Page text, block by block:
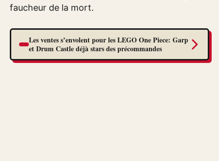
faucheur de la mort.
Les ventes s’envolent pour les LEGO One Piece: Garp
et Drum Castle déjà stars des précommandes